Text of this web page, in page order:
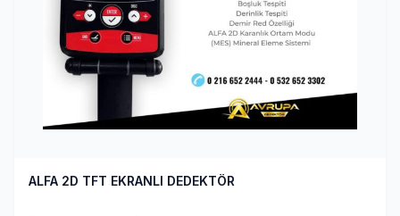
ALFA 2D TFT EKRANLI DEDEKTÖR